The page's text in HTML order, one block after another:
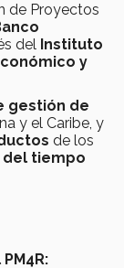
de Proyectos
del Instituto
y
gestión de
y el Caribe, y
de los
tiempo